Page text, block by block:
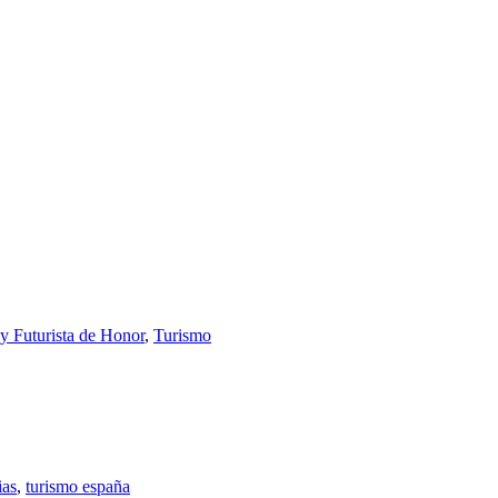
Futurista de Honor, Turismo
, turismo españa